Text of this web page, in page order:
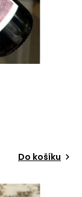
Do košíku